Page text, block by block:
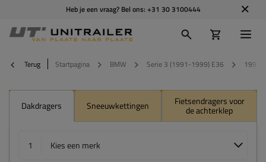
Heb je een vraag? Bel ons: +31 30 3100444
Terug Startpagina BMW Serie 3 (1991-1999) E36 1997
Dakdragers Sneeuwkettingen Fietsendragers voor
de achterklep
1 Kies een merk